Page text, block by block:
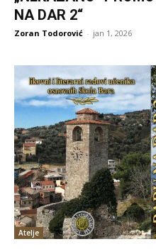
NA DAR 2“
Zoran Todorović - jan 1, 2026
Atelje